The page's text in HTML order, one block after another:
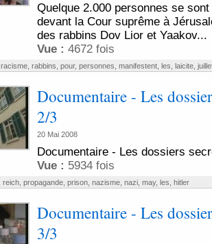
Quelque 2.000 personnes se
devant la Cour suprême à
des rabbins Dov Lior et Yaakov...
Vue : 4672 fois
racisme, rabbins pour, personnes manifestent, les laicite,
Documentaire - Les
2/3
20 Mai 2008
Documentaire - Les dossiers
Vue : 5934 fois
reich, propagande, prison, nazisme, nazi, may, les hitler
Documentaire - Les
3/3